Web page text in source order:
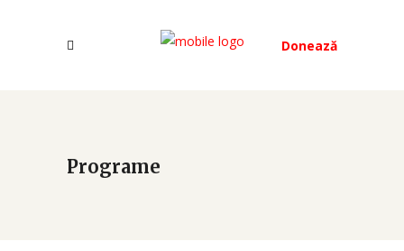
Donează
Programe